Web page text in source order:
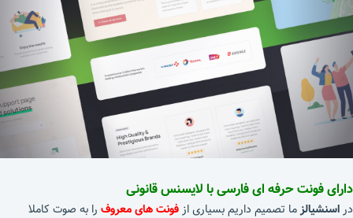
دارای فونت حرفه ای فارسی با لایسنس قانونی
در اسنشیالزما تصمیم داریم بسیاری از فونت های معروف را به صوت کاملا